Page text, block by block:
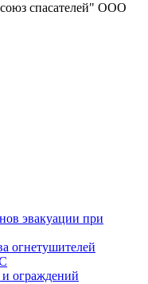
спасателей" ООО
эвакуации при
огнетушителей
ограждений